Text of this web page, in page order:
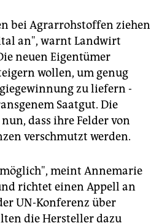
bei Agrarrohstoffen ziehen
an", warnt Landwirt
neuen Eigentümer
wollen, um genug
zu liefern -
Saatgut. Die
dass ihre Felder von
verschmutzt werden.
meint Annemarie
richtet einen Appell an
UN-Konferenz über
die Hersteller dazu